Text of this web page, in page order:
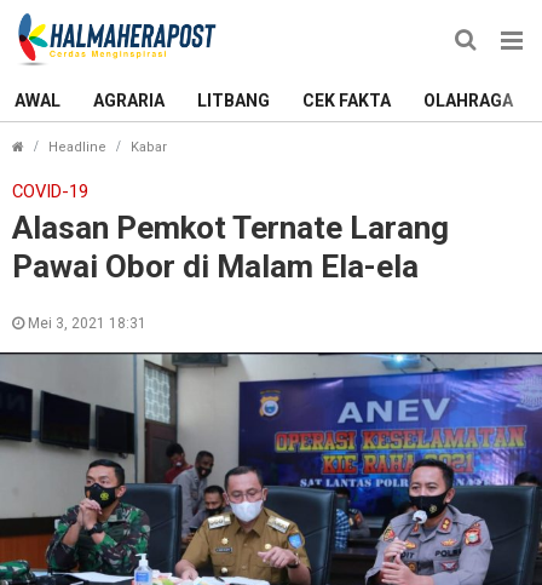
AWAL AGRARIA LITBANG CEK FAKTA OLAHRAGA
Headline Kabar
COVID-19
Alasan Pemkot Ternate Larang
Pawai Obor di Malam Ela-ela
Mei 3, 2021 18:31